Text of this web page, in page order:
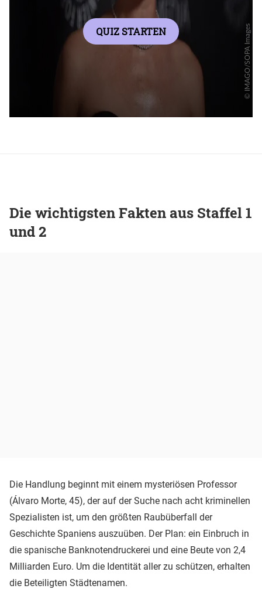
Die wichtigsten Fakten aus Staffel 1
und 2
Die Handlung beginnt mit einem mysteriösen Professor
(Álvaro Morte, 45), der auf der Suche nach acht kriminellen
Spezialisten ist, um den größten Raubüberfall der
Geschichte Spaniens auszuüben. Der Plan: ein Einbruch in
die spanische Banknotendruckerei und eine Beute von 2,4
Milliarden Euro. Um die Identität aller zu schützen, erhalten
die Beteiligten Städtenamen.